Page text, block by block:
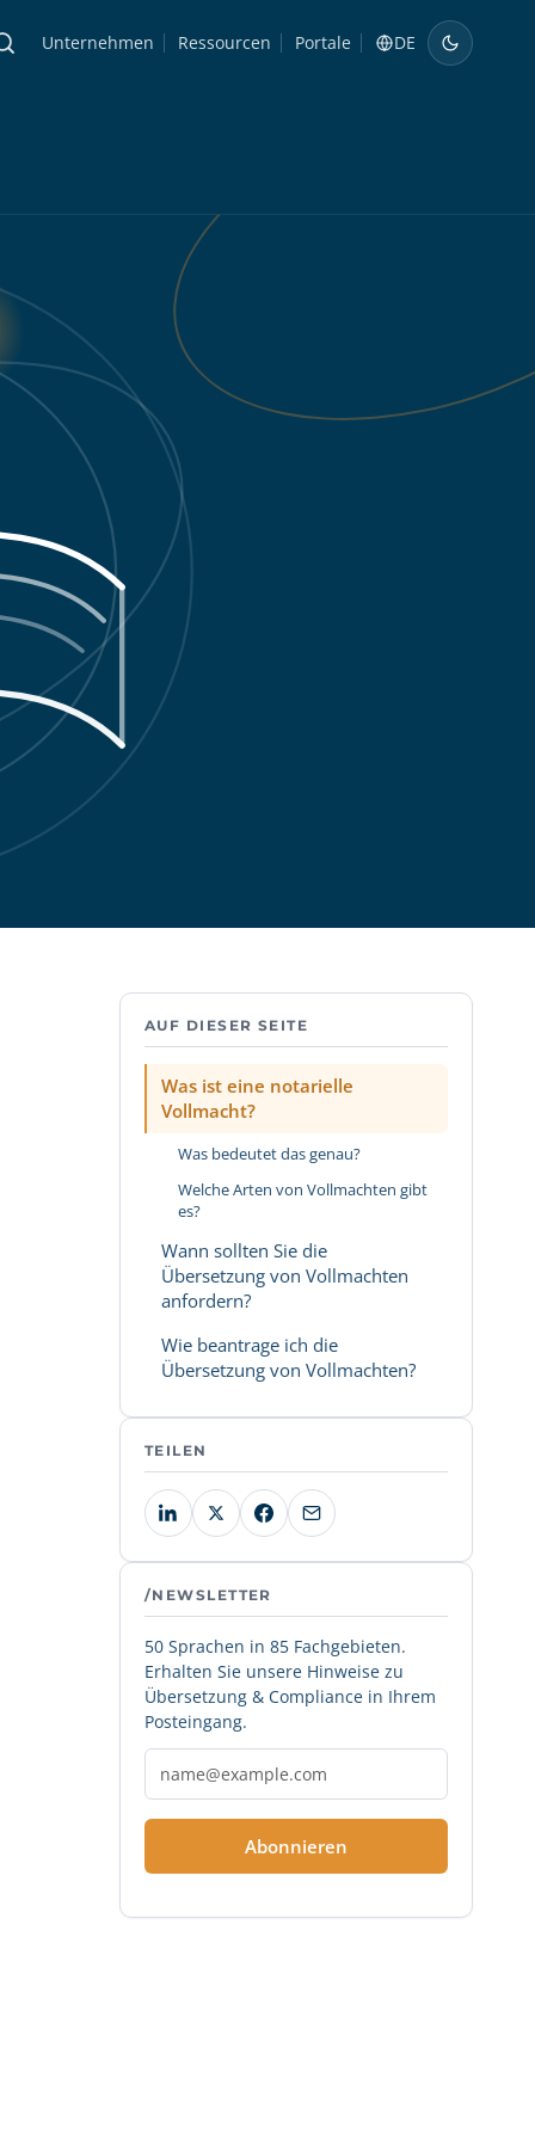
Unternehmen Ressourcen Portale DE
AUF DIESER SEITE
Was ist eine notarielle
Vollmacht?
Was bedeutet das genau?
Welche Arten von Vollmachten gibt
es?
Wann sollten Sie die
Übersetzung von Vollmachten
anfordern?
Wie beantrage ich die
Übersetzung von Vollmachten?
TEILEN
/NEWSLETTER
50 Sprachen in 85 Fachgebieten.
Erhalten Sie unsere Hinweise zu
Übersetzung & Compliance in Ihrem
Posteingang.
Abonnieren